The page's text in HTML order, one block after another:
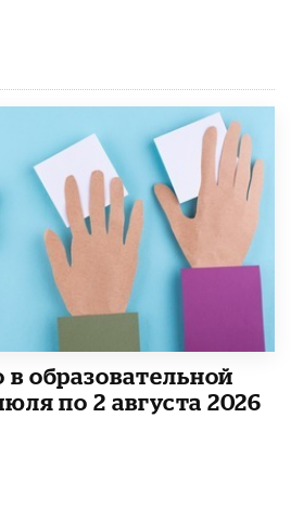
образовательной
по 2 августа 2026